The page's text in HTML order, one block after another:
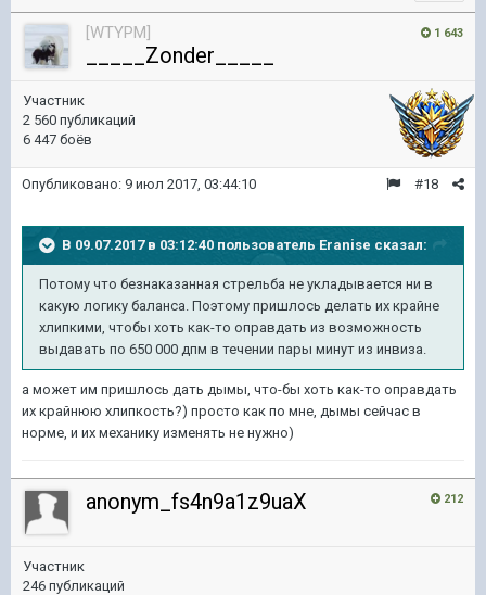
1 643
[WTYPM]
_____Zonder_____
Участник
2 560 публикаций
6 447 боёв
#18
Опубликовано: 9 июл 2017, 03:44:10
В 09.07.2017 в 03:12:40 пользователь Eranise сказал:
Потому что безнаказанная стрельба не укладывается ни в
какую логику баланса. Поэтому пришлось делать их крайне
хлипкими, чтобы хоть как-то оправдать из возможность
выдавать по 650 000 дпм в течении пары минут из инвиза.
а может им пришлось дать дымы, что-бы хоть как-то оправдать
их крайнюю хлипкость?) просто как по мне, дымы сейчас в
норме, и их механику изменять не нужно)
212
anonym_fs4n9a1z9uaX
Участник
246 публикаций